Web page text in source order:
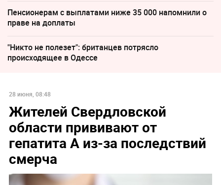
Пенсионерам с выплатами ниже 35 000 напомнили о
праве на доплаты
"Никто не полезет": британцев потрясло
происходящее в Одессе
28 июня, 08:48
Жителей Свердловской
области прививают от
гепатита А из-за последствий
смерча